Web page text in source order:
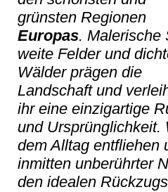
grünsten Regionen
Europas. Malerische
weite Felder und
Wälder prägen die
Landschaft und
ihr eine einzigartige
und Ursprünglichkeit.
dem Alltag entfliehen
inmitten unberührter
den idealen